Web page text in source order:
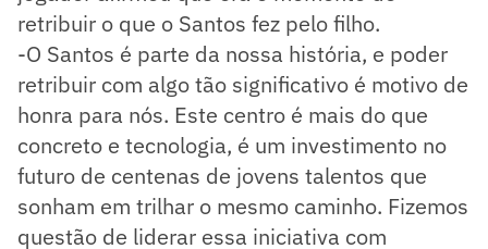
retribuir o que o Santos fez pelo filho.
-O Santos é parte da nossa história, e poder
retribuir com algo tão significativo é motivo de
honra para nós. Este centro é mais do que
concreto e tecnologia, é um investimento no
futuro de centenas de jovens talentos que
sonham em trilhar o mesmo caminho. Fizemos
questão de liderar essa iniciativa com